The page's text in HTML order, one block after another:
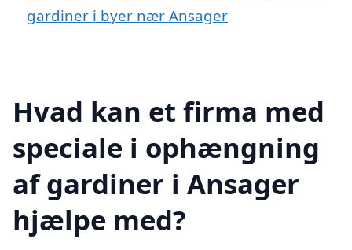
gardiner i byer nær Ansager
Hvad kan et firma med
speciale i ophængning
af gardiner i Ansager
hjælpe med?